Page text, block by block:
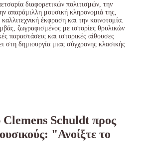
διαφορετικών πολιτισμών, την
απαράμιλλη μουσική κληρονομιά της,
έκφραση και την καινοτομία.
ζωγραφισμένος με ιστορίες θρυλικών
παραστάσεις και ιστορικές αίθουσες
στη δημιουργία μιας σύγχρονης κλασικής
Schuldt προς
"Ανοίξτε το